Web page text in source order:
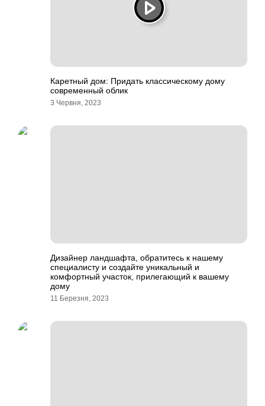
Каретный дом: Придать классическому дому
современный облик
3 Червня, 2023
Дизайнер ландшафта, обратитесь к нашему
специалисту и создайте уникальный и
комфортный участок, прилегающий к вашему
дому
11 Березня, 2023